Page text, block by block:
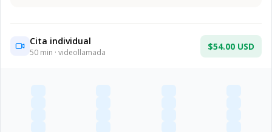
Cita individual
50 min · videollamada
$54.00 USD